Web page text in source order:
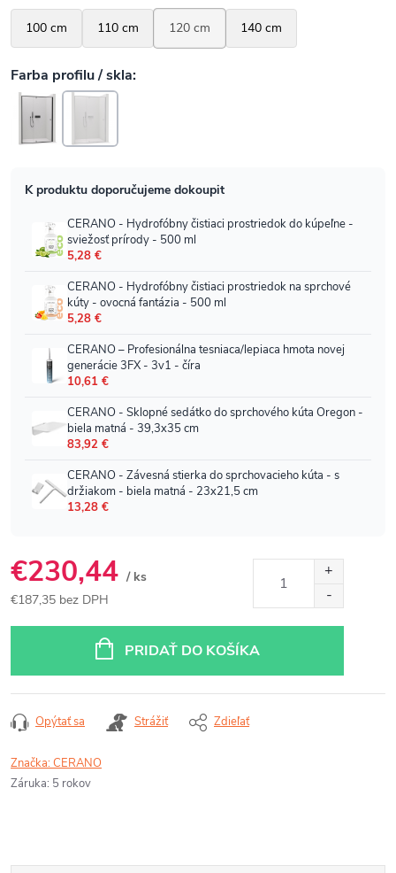
€230,44 / ks
€187,35 bez DPH
PRIDAŤ DO KOŠÍKA
Opýtať sa Strážiť Zdieľať
Značka:CERANO
Záruka: 5 rokov